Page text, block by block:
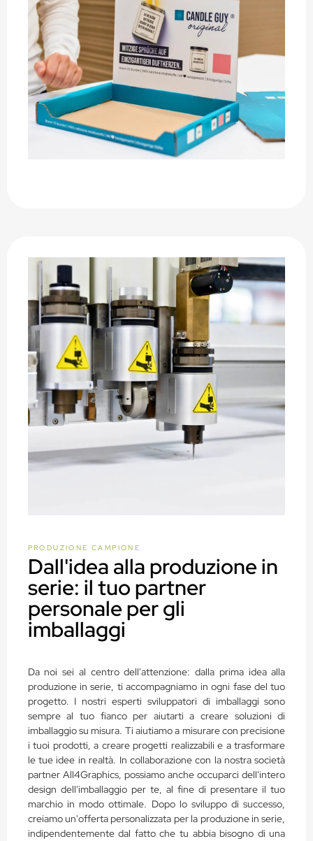
PRODUZIONE CAMPIONE
Dall'idea alla produzione in
serie: il tuo partner
personale per gli
imballaggi
Da noi sei al centro dell'attenzione: dalla prima idea alla
produzione in serie, ti accompagniamo in ogni fase del tuo
progetto. I nostri esperti sviluppatori di imballaggi sono
sempre al tuo fianco per aiutarti a creare soluzioni di
imballaggio su misura. Ti aiutiamo a misurare con precisione
i tuoi prodotti, a creare progetti realizzabili e a trasformare
le tue idee in realtà. In collaborazione con la nostra società
partner All4Graphics, possiamo anche occuparci dell'intero
design dell'imballaggio per te, al fine di presentare il tuo
marchio in modo ottimale. Dopo lo sviluppo di successo,
creiamo un'offerta personalizzata per la produzione in serie,
indipendentemente dal fatto che tu abbia bisogno di una